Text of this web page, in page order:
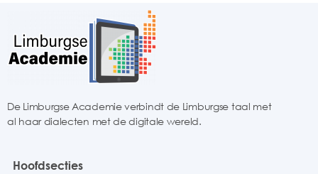
De Limburgse Academie verbindt de Limburgse taal met
al haar dialecten met de digitale wereld.
Hoofdsecties